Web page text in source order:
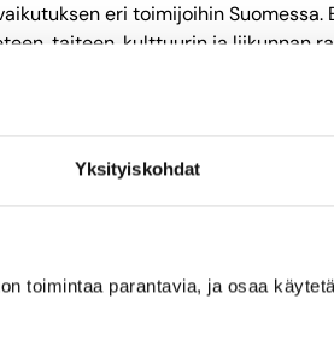
Yksityiskohdat
toimintaa parantavia, ja osaa
eri toimijoihin
taiteen, kulttuurin ja liikunnan
kanssa. Hallitusohjelmassa
periä ulkomaisten
päätöksen mukaisesti